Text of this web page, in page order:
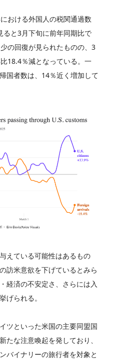
おける外国人の税関通過数
ると3月下旬に前年同期比で
の回復が見られたものの、3
18.4％減となっている。一
国者数は、14％近く増加して
えている可能性はあるもの
訪米意欲を下げているとみら
経済の不安定さ、さらには入
げられる。
ツといった米国の主要同盟国
たな注意喚起を発しており、
バイナリーの旅行者を対象と